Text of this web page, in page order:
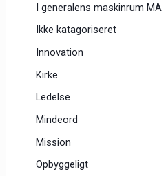
I generalens maskinrum MA
Ikke katagoriseret
Innovation
Kirke
Ledelse
Mindeord
Mission
Opbyggeligt